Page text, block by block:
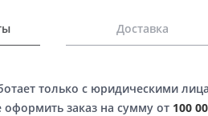
Доставка
только с юридическими
заказ на сумму от 100